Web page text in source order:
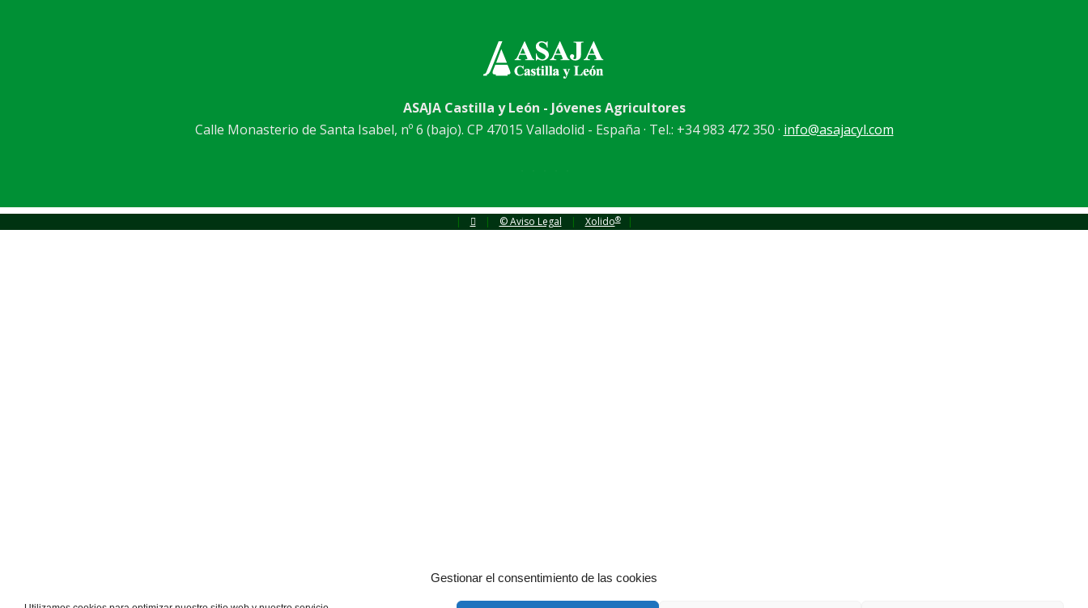
Gestionar el consentimiento de las cookies
ASAJA Castilla y León - Jóvenes Agricultores
Calle Monasterio de Santa Isabel, nº 6 (bajo). CP 47015 Valladolid - España · Tel.: +34 983 472 350 · info@asajacyl.com
| | © Aviso Legal | Xolido® |